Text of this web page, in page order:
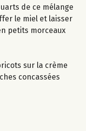
de ce mélange
le miel et laisser
petits morceaux
sur la crème
concassées